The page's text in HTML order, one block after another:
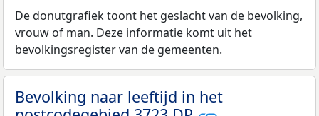
De donutgrafiek toont het geslacht van de bevolking,
vrouw of man. Deze informatie komt uit het
bevolkingsregister van de gemeenten.
Bevolking naar leeftijd in het